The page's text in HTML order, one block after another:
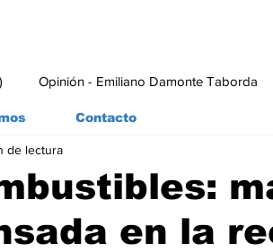
Opinión - Emiliano Damonte Taborda
y Producción
en la
de lectura
Contacto